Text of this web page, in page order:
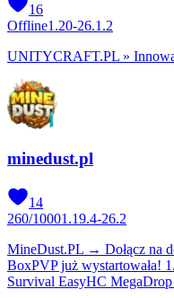
16
Offline1.20-26.1.2
UNITYCRAFT.PL »
minedust.pl
14
260/10001.19.4-26.2
MineDust.PL → Dołącz na
BoxPVP już wystartowała!
Survival EasyHC